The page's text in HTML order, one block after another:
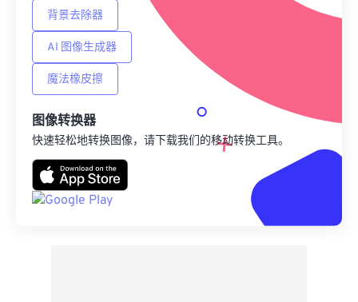
背景去除器
AI 图像生成器
魔法橡皮擦
图像转换器
快速轻松地转换图像，请下载我们的移动转换工具。